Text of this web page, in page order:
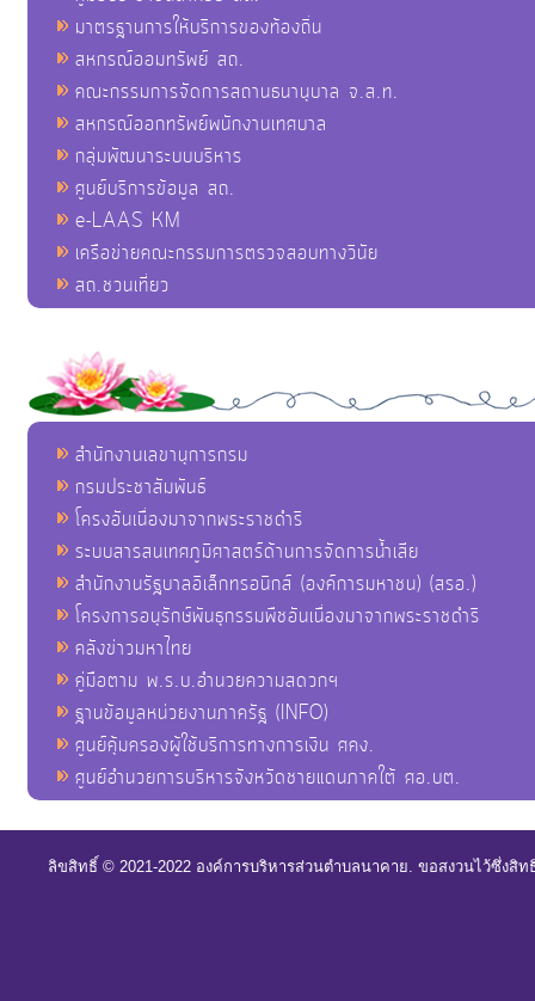
มาตรฐานการให้บริการของท้องถิ่น
สหกรณ์ออมทรัพย์ สถ.
คณะกรรมการจัดการสถานธนานุบาล จ.ส.ท.
สหกรณ์ออกทรัพย์พนักงานเทศบาล
กลุ่มพัฒนาระบบบริหาร
ศูนย์บริการข้อมูล สถ.
e-LAAS KM
เครือข่ายคณะกรรมการตรวจสอบทางวินัย
สถ.ชวนเที่ยว
สำนักงานเลขานุการกรม
กรมประชาสัมพันธ์
โครงอันเนื่องมาจากพระราชดำริ
ระบบสารสนเทศภูมิศาสตร์ด้านการจัดการน้ำเสีย
สำนักงานรัฐบาลอิเล็กทรอนิกส์ (องค์การมหาชน) (สรอ.)
โครงการอนุรักษ์พันธุกรรมพืชอันเนื่องมาจากพระราชดำริ
คลังข่าวมหาไทย
คู่มือตาม พ.ร.บ.อำนวยความสดวกฯ
ฐานข้อมูลหน่วยงานภาครัฐ (INFO)
ศูนย์คุ้มครองผู้ใช้บริการทางการเงิน ศคง.
ศูนย์อำนวยการบริหารจังหวัดชายแดนภาคใต้ ศอ.บต.
ลิขสิทธิ์ © 2021-2022 องค์การบริหารส่วนตำบลนาคาย. ขอสงวนไว้ซึ่งสิ